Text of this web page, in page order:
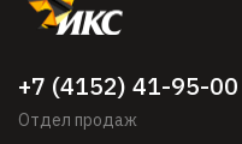
+7 (4152) 41-95-00
Отдел продаж